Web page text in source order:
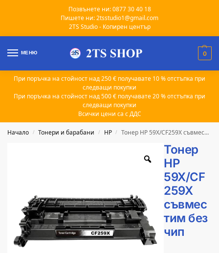
Позвънете ни: 0877 30 40 18
Пишете ни: 2tsstudio1@gmail.com
2TS Studio - Копирен център
МЕНЮ 0
При поръчка на стойност над 250 € получавате 10 % отстъпка при
следващи покупки
При поръчка на стойност над 500 € получавате 20 % отстъпка при
следващи покупки
Всички цени са с ДДС
Начало / Тонери и барабани / HP / Тонер HP 59X/CF259X съвместим без чип
Тонер
HP
59X/CF
259X
съвмес
тим без
чип